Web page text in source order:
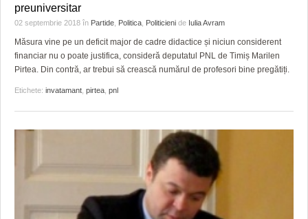
preuniversitar
02 septembrie 2018 în Partide Politica Politicieni de Iulia Avram
Măsura vine pe un deficit major de cadre didactice și niciun considerent
financiar nu o poate justifica, consideră deputatul PNL de Timiș Marilen
Pirtea. Din contră, ar trebui să crească numărul de profesori bine pregătiți.
Etichete: invatamant pirtea pnl